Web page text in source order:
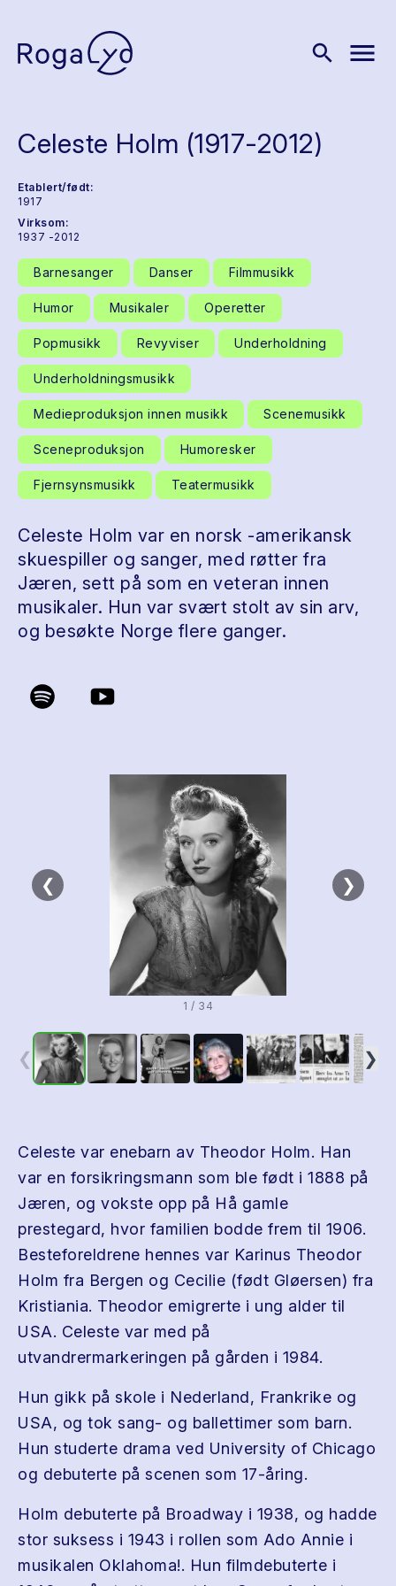
search menu
Celeste Holm (1917-2012)
Etablert/født:
1917
Virksom:
1937 -2012
Barnesanger Danser Filmmusikk
Humor Musikaler Operetter
Popmusikk Revyviser Underholdning
Underholdningsmusikk
Medieproduksjon innen musikk Scenemusikk
Sceneproduksjon Humoresker
Fjernsynsmusikk Teatermusikk
Celeste Holm var en norsk -amerikansk
skuespiller og sanger, med røtter fra
Jæren, sett på som en veteran innen
musikaler. Hun var svært stolt av sin arv,
og besøkte Norge flere ganger.
❮ ❯
1 / 34
❮ ❯
Celeste var enebarn av Theodor Holm. Han
var en forsikringsmann som ble født i 1888 på
Jæren, og vokste opp på Hå gamle
prestegard, hvor familien bodde frem til 1906.
Besteforeldrene hennes var Karinus Theodor
Holm fra Bergen og Cecilie (født Gløersen) fra
Kristiania. Theodor emigrerte i ung alder til
USA. Celeste var med på
utvandrermarkeringen på gården i 1984.
Hun gikk på skole i Nederland, Frankrike og
USA, og tok sang- og ballettimer som barn.
Hun studerte drama ved University of Chicago
og debuterte på scenen som 17-åring.
Holm debuterte på Broadway i 1938, og hadde
stor suksess i 1943 i rollen som Ado Annie i
musikalen Oklahoma!. Hun filmdebuterte i